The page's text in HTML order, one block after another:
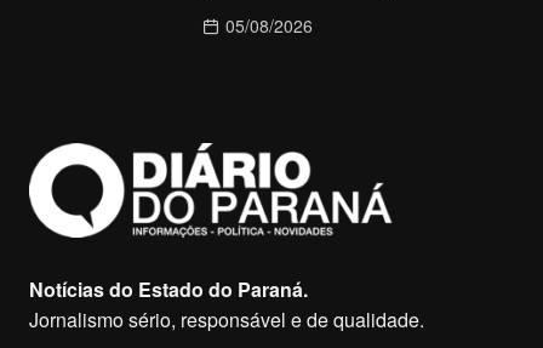
05/08/2026
Notícias do Estado do Paraná.
Jornalismo sério, responsável e de qualidade.